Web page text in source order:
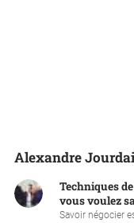
Alexandre
Techniques
vous voulez
Savoir négocier